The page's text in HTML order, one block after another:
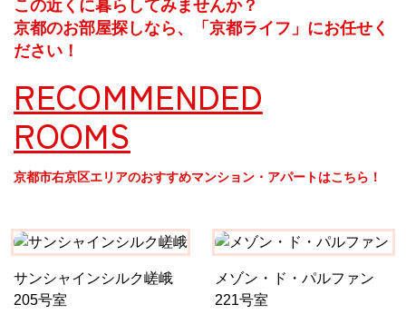
CULTURE
すべて
関西で開催。
おすすめの展覧会
誠光社で選びました。
紹介します。
この近くに暮らしてみませんか？
京都のお部屋探しなら、「京都ライフ」にお任せく
ださい！
RECOMMENDED
ROOMS
京都市右京区エリアのおすすめマンション・アパートはこちら！
サンシャインシルク嵯峨
205号室
メゾン・ド・パルファン
221号室